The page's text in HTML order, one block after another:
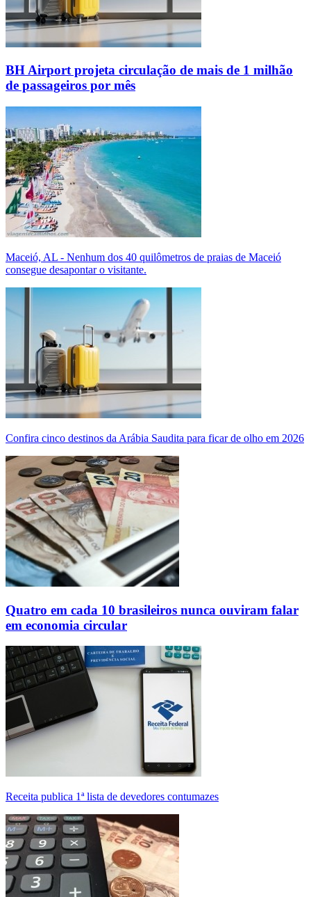
BH Airport projeta circulação de mais de 1 milhão
de passageiros por mês
Maceió, AL - Nenhum dos 40 quilômetros de praias de Maceió
consegue desapontar o visitante.
Confira cinco destinos da Arábia Saudita para ficar de olho em 2026
Quatro em cada 10 brasileiros nunca ouviram falar
em economia circular
Receita publica 1ª lista de devedores contumazes